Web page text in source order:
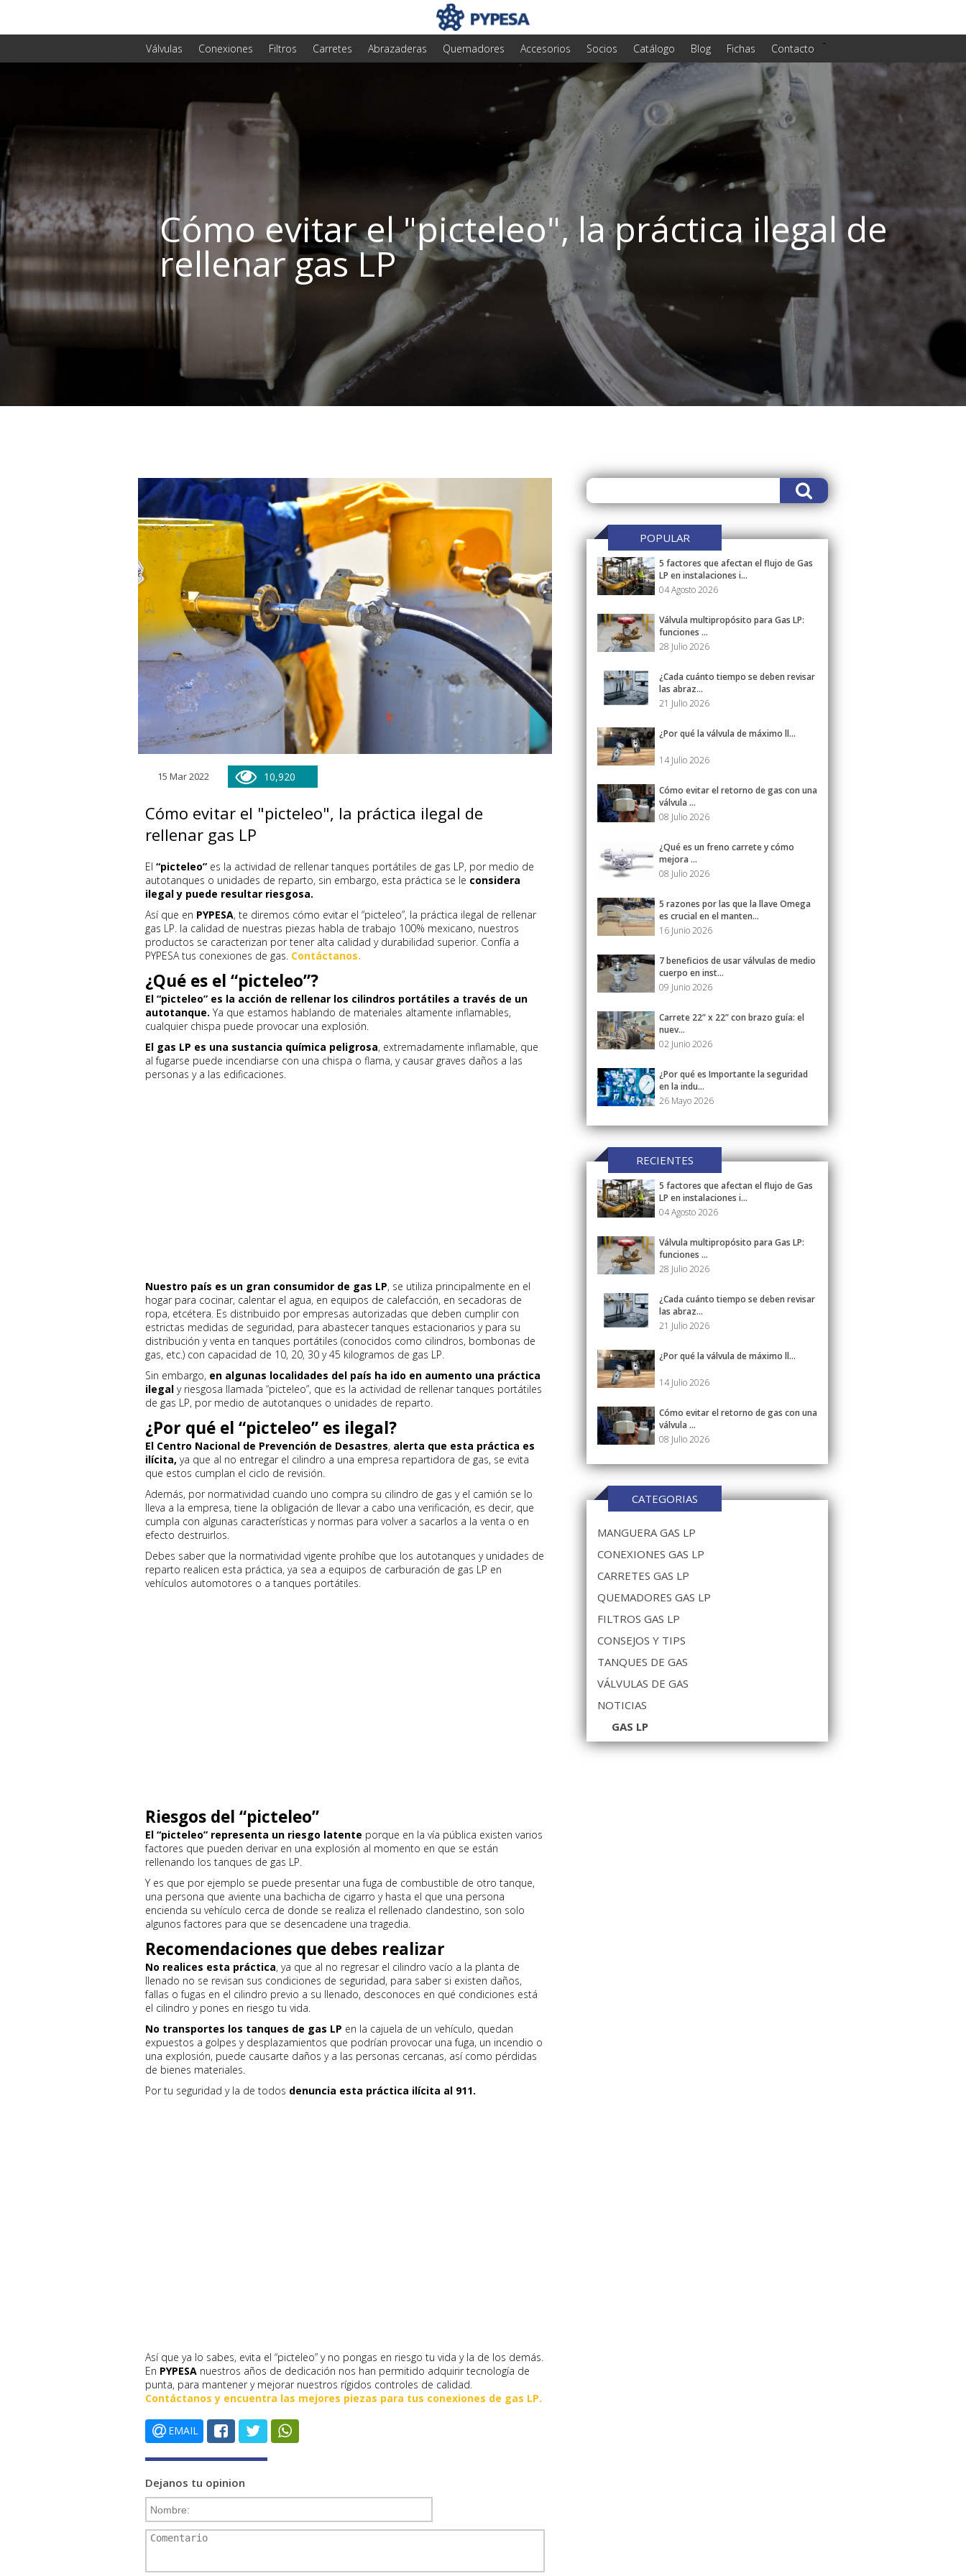
Válvulas Conexiones Filtros Carretes Abrazaderas Quemadores Accesorios Socios -
Catálogo Blog Fichas Contacto
Cómo evitar el "picteleo", la práctica ilegal de
rellenar gas LP
15 Mar 2022 10,920
Cómo evitar el "picteleo", la práctica ilegal de
rellenar gas LP
El “picteleo” es la actividad de rellenar tanques portátiles de gas LP, por medio de
autotanques o unidades de reparto, sin embargo, esta práctica se le considera
ilegal y puede resultar riesgosa.
Así que en PYPESA, te diremos cómo evitar el “picteleo”, la práctica ilegal de rellenar
gas LP. la calidad de nuestras piezas habla de trabajo 100% mexicano, nuestros
productos se caracterizan por tener alta calidad y durabilidad superior. Confía a
PYPESA tus conexiones de gas. Contáctanos.
¿Qué es el “picteleo”?
El “picteleo” es la acción de rellenar los cilindros portátiles a través de un
autotanque. Ya que estamos hablando de materiales altamente inflamables,
cualquier chispa puede provocar una explosión.
El gas LP es una sustancia química peligrosa, extremadamente inflamable, que
al fugarse puede incendiarse con una chispa o flama, y causar graves daños a las
personas y a las edificaciones.
Nuestro país es un gran consumidor de gas LP, se utiliza principalmente en el
hogar para cocinar, calentar el agua, en equipos de calefacción, en secadoras de
ropa, etcétera. Es distribuido por empresas autorizadas que deben cumplir con
estrictas medidas de seguridad, para abastecer tanques estacionarios y para su
distribución y venta en tanques portátiles (conocidos como cilindros, bombonas de
gas, etc.) con capacidad de 10, 20, 30 y 45 kilogramos de gas LP.
Sin embargo, en algunas localidades del país ha ido en aumento una práctica
ilegal y riesgosa llamada “picteleo”, que es la actividad de rellenar tanques portátiles
de gas LP, por medio de autotanques o unidades de reparto.
¿Por qué el “picteleo” es ilegal?
El Centro Nacional de Prevención de Desastres, alerta que esta práctica es
ilícita, ya que al no entregar el cilindro a una empresa repartidora de gas, se evita
que estos cumplan el ciclo de revisión.
Además, por normatividad cuando uno compra su cilindro de gas y el camión se lo
lleva a la empresa, tiene la obligación de llevar a cabo una verificación, es decir, que
cumpla con algunas características y normas para volver a sacarlos a la venta o en
efecto destruirlos.
Debes saber que la normatividad vigente prohíbe que los autotanques y unidades de
reparto realicen esta práctica, ya sea a equipos de carburación de gas LP en
vehículos automotores o a tanques portátiles.
Riesgos del “picteleo”
El “picteleo” representa un riesgo latente porque en la vía pública existen varios
factores que pueden derivar en una explosión al momento en que se están
rellenando los tanques de gas LP.
Y es que por ejemplo se puede presentar una fuga de combustible de otro tanque,
una persona que aviente una bachicha de cigarro y hasta el que una persona
encienda su vehículo cerca de donde se realiza el rellenado clandestino, son solo
algunos factores para que se desencadene una tragedia.
Recomendaciones que debes realizar
No realices esta práctica, ya que al no regresar el cilindro vacío a la planta de
llenado no se revisan sus condiciones de seguridad, para saber si existen daños,
fallas o fugas en el cilindro previo a su llenado, desconoces en qué condiciones está
el cilindro y pones en riesgo tu vida.
No transportes los tanques de gas LP en la cajuela de un vehículo, quedan
expuestos a golpes y desplazamientos que podrían provocar una fuga, un incendio o
una explosión, puede causarte daños y a las personas cercanas, así como pérdidas
de bienes materiales.
Por tu seguridad y la de todos denuncia esta práctica ilícita al 911.
Así que ya lo sabes, evita el “picteleo” y no pongas en riesgo tu vida y la de los demás.
En PYPESA nuestros años de dedicación nos han permitido adquirir tecnología de
punta, para mantener y mejorar nuestros rígidos controles de calidad.
Contáctanos y encuentra las mejores piezas para tus conexiones de gas LP.
EMAIL
Dejanos tu opinion
POPULAR
5 factores que afectan el flujo de Gas
LP en instalaciones i...
04 Agosto 2026
Válvula multipropósito para Gas LP:
funciones ...
28 Julio 2026
¿Cada cuánto tiempo se deben revisar
las abraz...
21 Julio 2026
¿Por qué la válvula de máximo ll...
14 Julio 2026
Cómo evitar el retorno de gas con una
válvula ...
08 Julio 2026
¿Qué es un freno carrete y cómo
mejora ...
08 Julio 2026
5 razones por las que la llave Omega
es crucial en el manten...
16 Junio 2026
7 beneficios de usar válvulas de medio
cuerpo en inst...
09 Junio 2026
Carrete 22” x 22” con brazo guía: el
nuev...
02 Junio 2026
¿Por qué es Importante la seguridad
en la indu...
26 Mayo 2026
RECIENTES
5 factores que afectan el flujo de Gas
LP en instalaciones i...
04 Agosto 2026
Válvula multipropósito para Gas LP:
funciones ...
28 Julio 2026
¿Cada cuánto tiempo se deben revisar
las abraz...
21 Julio 2026
¿Por qué la válvula de máximo ll...
14 Julio 2026
Cómo evitar el retorno de gas con una
válvula ...
08 Julio 2026
CATEGORIAS
MANGUERA GAS LP
CONEXIONES GAS LP
CARRETES GAS LP
QUEMADORES GAS LP
FILTROS GAS LP
CONSEJOS Y TIPS
TANQUES DE GAS
VÁLVULAS DE GAS
NOTICIAS
GAS LP